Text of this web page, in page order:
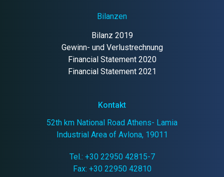
Bilanzen
Bilanz 2019
Gewinn- und Verlustrechnung
Financial Statement 2020
Financial Statement 2021
Kontakt
52th km National Road Athens- Lamia
Industrial Area of Avlona, 19011
Tel.: +30 22950 42815-7
Fax: +30 22950 42810